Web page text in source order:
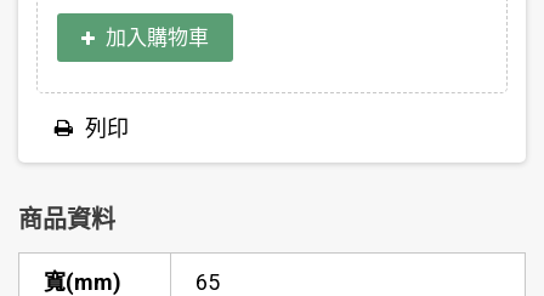
加入購物車
列印
商品資料
寬(mm) 65